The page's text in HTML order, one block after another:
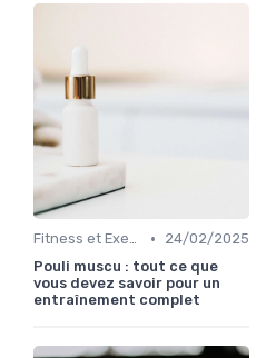
Fitness et Exercices •
24/02/2025
Pouli muscu : tout ce que
vous devez savoir pour un
entraînement complet